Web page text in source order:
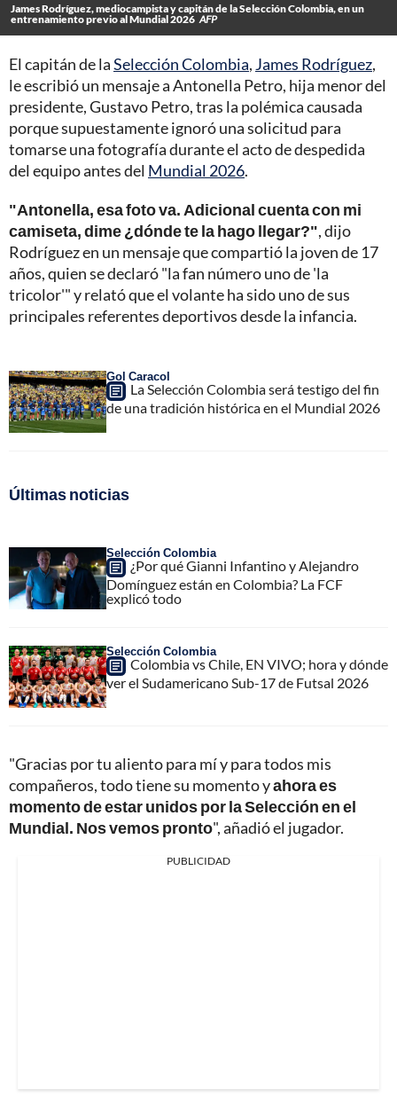
James Rodríguez, mediocampista y capitán de la Selección Colombia, en un
entrenamiento previo al Mundial 2026 AFP
El capitán de laSelección Colombia, James Rodríguez,
le escribió un mensaje a Antonella Petro, hija menor del
presidente, Gustavo Petro, tras la polémica causada
porque supuestamente ignoró una solicitud para
tomarse una fotografía durante el acto de despedida
del equipo antes del Mundial 2026.
"Antonella, esa foto va. Adicional cuenta con mi
camiseta, dime ¿dónde te la hago llegar?", dijo
Rodríguez en un mensaje que compartió la joven de 17
años, quien se declaró "la fan número uno de 'la
tricolor'" y relató que el volante ha sido uno de sus
principales referentes deportivos desde la infancia.
Gol Caracol
La Selección Colombia será testigo del fin
de una tradición histórica en el Mundial 2026
Últimas noticias
Selección Colombia
¿Por qué Gianni Infantino y Alejandro
Domínguez están en Colombia? La FCF
explicó todo
Selección Colombia
Colombia vs Chile, EN VIVO; hora y dónde
ver el Sudamericano Sub-17 de Futsal 2026
"Gracias por tu aliento para mí y para todos mis
compañeros, todo tiene su momento yahora es
momento de estar unidos por la Selección en el
Mundial. Nos vemos pronto", añadió el jugador.
PUBLICIDAD